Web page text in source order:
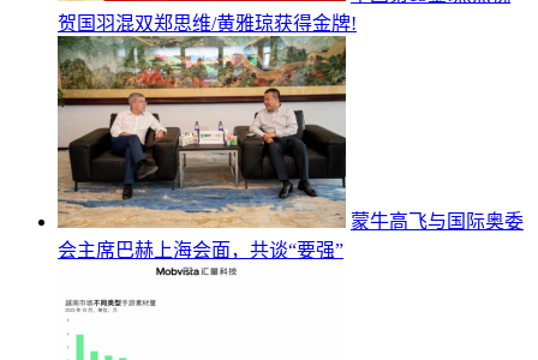
贺国羽混双郑思维/黄雅琼获得金牌!
蒙牛高飞与国际奥委
会主席巴赫上海会面，共谈“要强”